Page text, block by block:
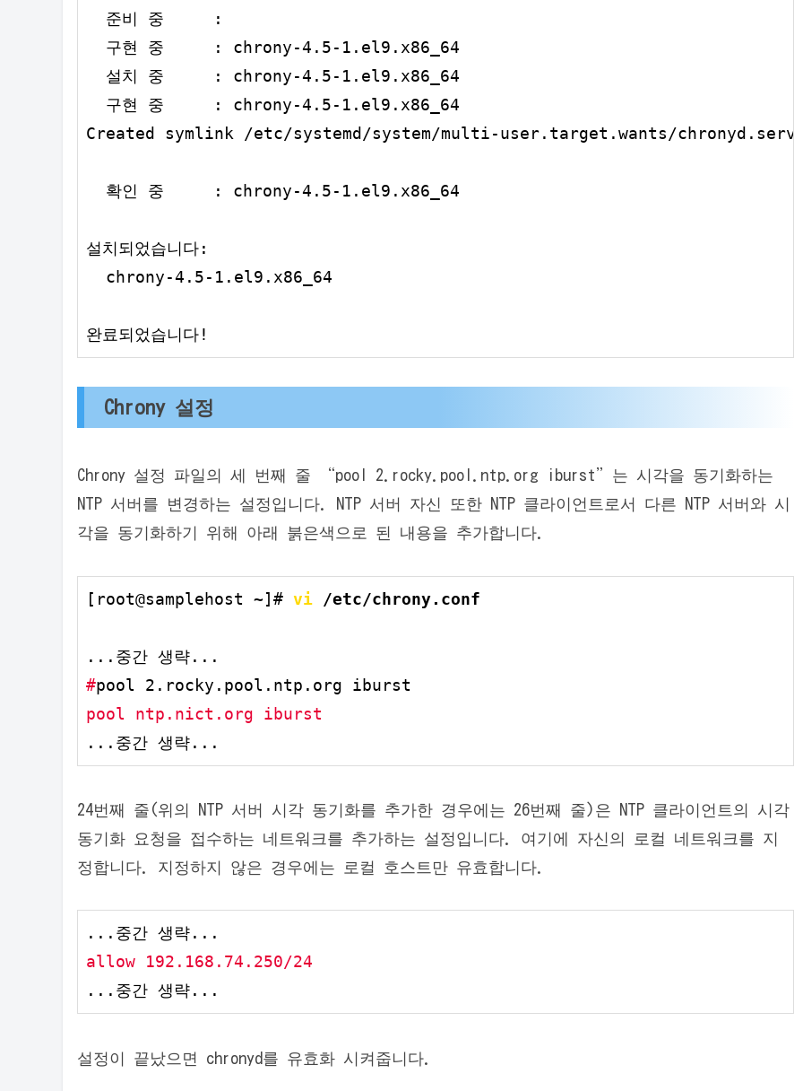
준비 중     :
구현 중     : chrony-4.5-1.el9.x86_64
설치 중     : chrony-4.5-1.el9.x86_64
구현 중     : chrony-4.5-1.el9.x86_64
Created symlink /etc/systemd/system/multi-user.target.wants/
확인 중     : chrony-4.5-1.el9.x86_64
설치되었습니다:
  chrony-4.5-1.el9.x86_64
완료되었습니다!
Chrony 설정
Chrony 설정 파일의 세 번째 줄 “pool 2.rocky.pool.ntp.org iburst”는 시각을 동기화하는
NTP 서버를 변경하는 설정입니다. NTP 서버 자신 또한 NTP 클라이언트로서 다른 NTP 서버와 시
각을 동기화하기 위해 아래 붉은색으로 된 내용을 추가합니다.
[root@samplehost ~]# vi /etc/chrony.conf
#
pool ntp.nict.org iburst
...중간 생략...
24번째 줄(위의 NTP 서버 시각 동기화를 추가한 경우에는 26번째 줄)은 NTP 클라이언트의 시각
동기화 요청을 접수하는 네트워크를 추가하는 설정입니다. 여기에 자신의 로컬 네트워크를 지
정합니다. 지정하지 않은 경우에는 로컬 호스트만 유효합니다.
allow 192.168.74.250/24
...중간 생략...
설정이 끝났으면 chronyd를 유효화 시켜줍니다.